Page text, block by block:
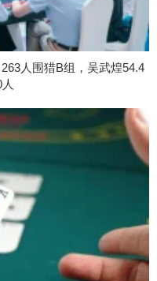
人围猎B组，吴武煌54.4